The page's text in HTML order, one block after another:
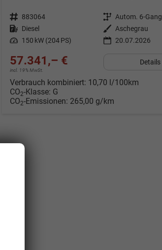
Fahrzeugnr. 883064 Getriebe Autom. 6-Gang
Kraftstoff Diesel Außenfarbe
Aschegrau
Leistung 150 kW (204 PS) 20.07.2026
57.341,– €
incl. 19% MwSt.
Details
Verbrauch kombiniert: 10,70 l/100km
CO2-Klasse: G
CO2-Emissionen: 265,00 g/km